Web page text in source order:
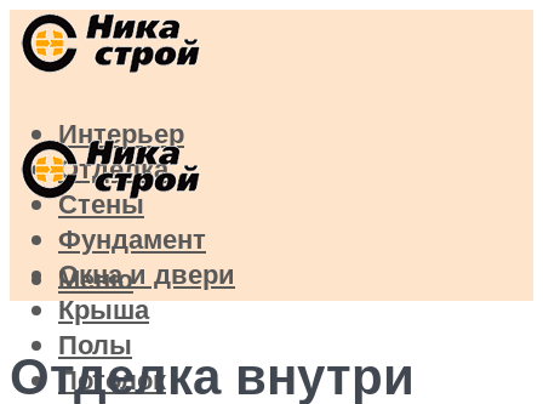
Интерьер
Отделка
Стены
Фундамент
Окна и двери
Крыша
Полы
Потолок
Меню
Отделка внутри